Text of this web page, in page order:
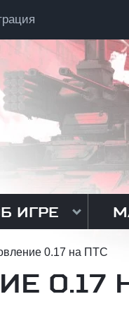
ИГРЕ
0.17 на ПТС
0.17